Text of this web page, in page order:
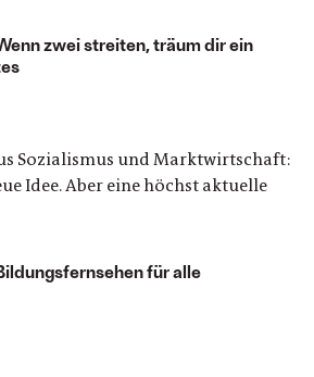
zwei streiten, träum dir ein
Sozialismus und Marktwirtschaft:
Idee. Aber eine höchst aktuelle
für alle